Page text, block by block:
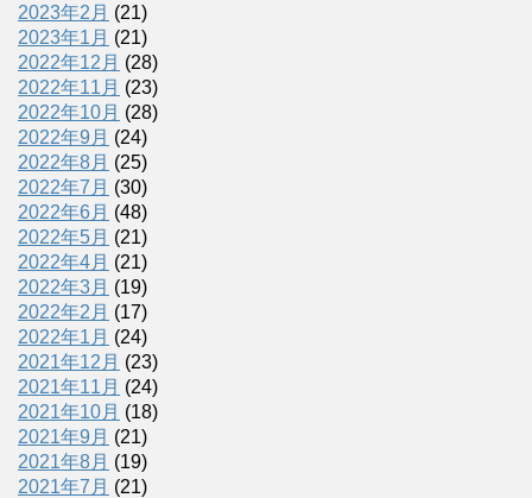
2023年2月 (21)
2023年1月 (21)
2022年12月 (28)
2022年11月 (23)
2022年10月 (28)
2022年9月 (24)
2022年8月 (25)
2022年7月 (30)
2022年6月 (48)
2022年5月 (21)
2022年4月 (21)
2022年3月 (19)
2022年2月 (17)
2022年1月 (24)
2021年12月 (23)
2021年11月 (24)
2021年10月 (18)
2021年9月 (21)
2021年8月 (19)
2021年7月 (21)